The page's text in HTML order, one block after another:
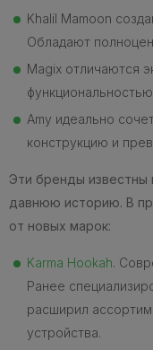
Khalil Mamoon
Обладают
Magix отличаются
Amy идеально
конструкцию и
Эти бренды известны
давнюю историю. В
от новых марок:
Karma Hookah.
Ранее
расширил
устройства.